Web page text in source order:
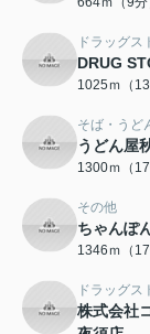
ドラッグス
DRUG
1025ｍ（13
そば・うど
うどん屋
1300ｍ（17
その他
ちゃんぽ
1346ｍ（17
ドラッグス
株式会社